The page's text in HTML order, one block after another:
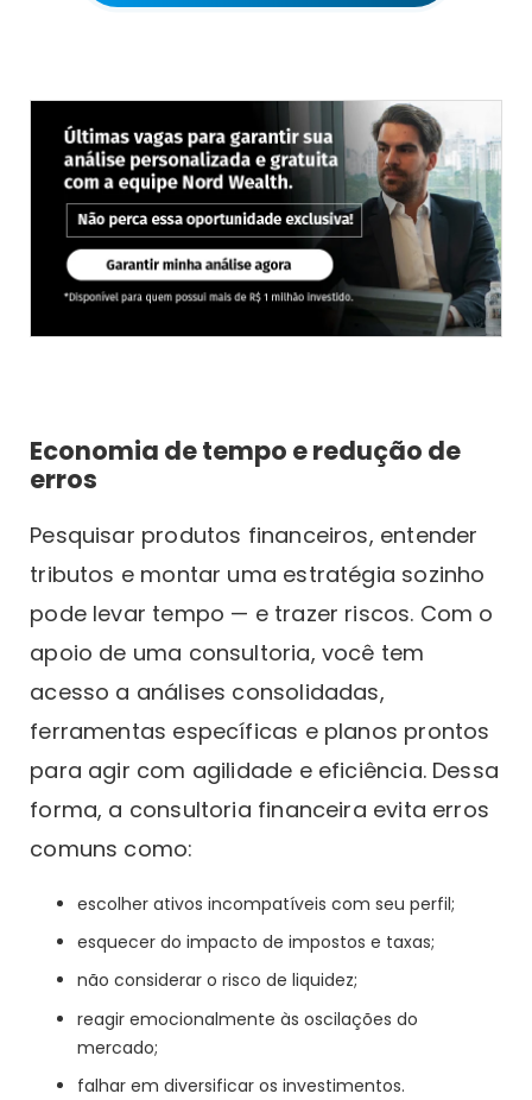
Economia de tempo e redução de
erros
Pesquisar produtos financeiros, entender
tributos e montar uma estratégia sozinho
pode levar tempo — e trazer riscos. Com o
apoio de uma consultoria, você tem
acesso a análises consolidadas,
ferramentas específicas e planos prontos
para agir com agilidade e eficiência. Dessa
forma, a consultoria financeira evita erros
comuns como:
escolher ativos incompatíveis com seu perfil;
esquecer do impacto de impostos e taxas;
não considerar o risco de liquidez;
reagir emocionalmente às oscilações do
mercado;
falhar em diversificar os investimentos.